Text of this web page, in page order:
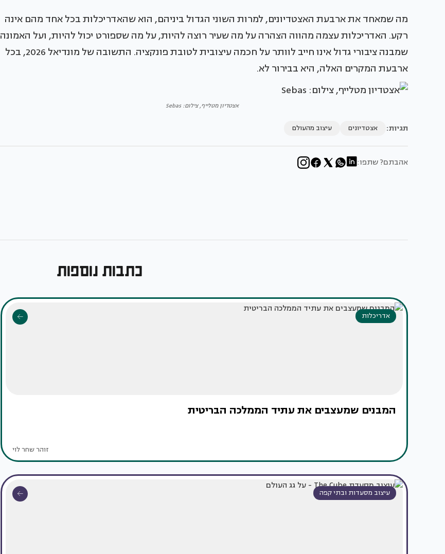
מה שמאחד את ארבעת האצטדיונים, למרות השוני הגדול ביניהם, הוא שהאדריכלות בכל אחד מהם אינה
רקע. האדריכלות עצמה מהווה הצהרה על מה שעיר רוצה להיות, על מה שספורט יכול להיות, ועל האמונה
שמבנה ציבורי גדול אינו חייב לוותר על חכמה עיצובית לטובת פונקציה. התשובה של מונדיאל 2026, בכל
ארבעת המקרים האלה, היא בבירור לא.
אצטדיון מטלייף, צילום: Sebas
תגיות: אצטדיונים עיצוב מהעולם
אהבתם? שתפו:
כתבות נוספות
אדריכלות
המבנים שמעצבים את עתיד הממלכה הבריטית
זוהר שחר לוי
עיצוב מסעדות ובתי קפה